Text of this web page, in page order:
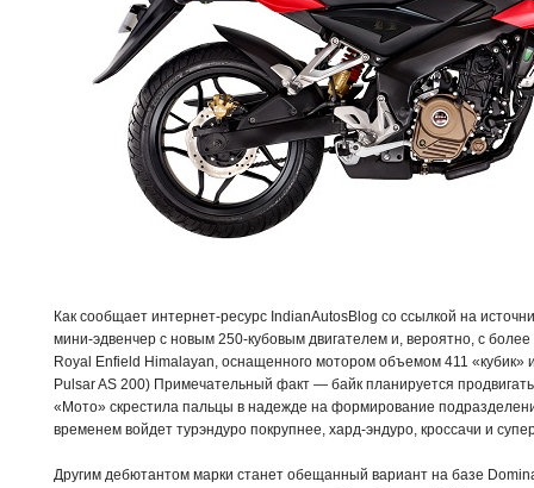
Как сообщает интернет-ресурс IndianAutosBlog со ссылкой на
мини-эдвенчер с новым 250-кубовым двигателем и, вероятно, с
Royal Enfield Himalayan, оснащенного мотором объемом 411
Pulsar AS 200) Примечательный факт — байк планируется
«Мото» скрестила пальцы в надежде на формирование
временем войдет турэндуро покрупнее, хард-эндуро, кроссачи и
Другим дебютантом марки станет обещанный вариант на базе